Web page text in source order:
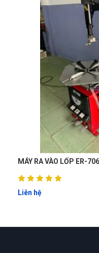
Kẹp vành từ
Kẹp vành từ
Áp suất làm
Trọng lượng
Kích thước
Trọng lượng
tay trợ giúp: 110/
Kích thước
380 * 350 mm.
Xuất xứ:
thị trường châu Âu.
MÁY RA VÀO LỐP ER-
Liên hệ